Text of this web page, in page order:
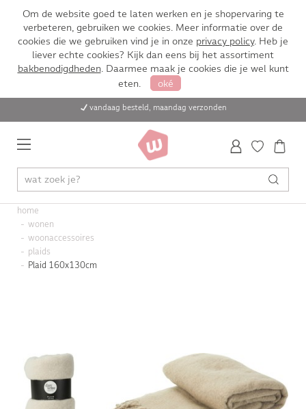
Om de website goed te laten werken en je shopervaring te
verbeteren, gebruiken we cookies. Meer informatie over de
cookies die we gebruiken vind je in onze privacy policy. Heb je
liever echte cookies? Kijk dan eens bij het assortiment
bakbenodigdheden. Daarmee maak je cookies die je wel kunt
eten.
oké
vandaag besteld, maandag verzonden
home
wonen
woonaccessoires
plaids
Plaid 160x130cm